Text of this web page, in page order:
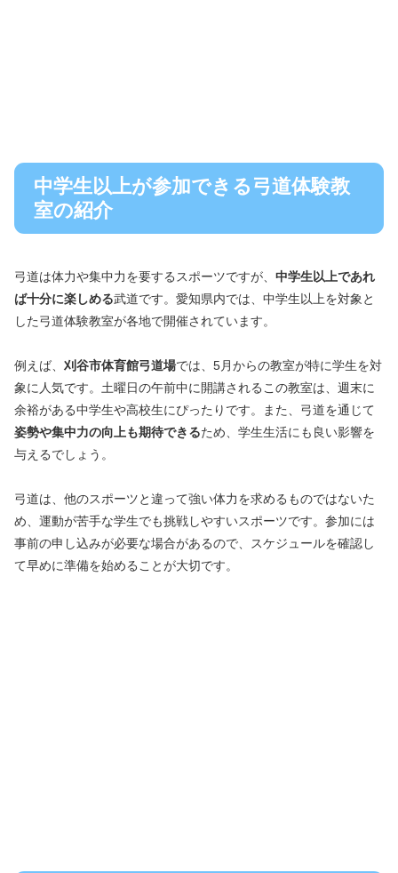
中学生以上が参加できる弓道体験教
室の紹介
弓道は体力や集中力を要するスポーツですが、 中学生以上であれ
ば十分に楽しめる武道です。愛知県内では、中学生以上を対象と
した弓道体験教室が各地で開催されています。
例えば、 刈谷市体育館弓道場では、5月からの教室が特に学生を対
象に人気です。土曜日の午前中に開講されるこの教室は、週末に
余裕がある中学生や高校生にぴったりです。また、弓道を通じて
姿勢や集中力の向上も期待できるため、学生生活にも良い影響を
与えるでしょう。
弓道は、他のスポーツと違って強い体力を求めるものではないた
め、運動が苦手な学生でも挑戦しやすいスポーツです。参加には
事前の申し込みが必要な場合があるので、スケジュールを確認し
て早めに準備を始めることが大切です。